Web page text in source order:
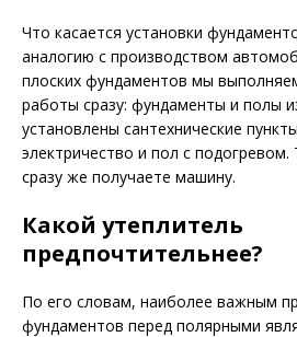
Что касается установки
аналогию с производством
плоских фундаментов мы
работы сразу: фундаменты и полы
установлены сантехнические
электричество и пол с
сразу же получаете машину.
Какой утеплитель
предпочтительнее?
По его словам, наиболее важным
фундаментов перед полярными